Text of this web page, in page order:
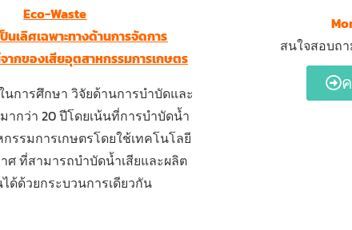
Eco-Waste
นเลิศเฉพาะทางด้านการจัดการ
จากของเสียอุตสาหกรรมการเกษตร
การศึกษา วิจัยด้านการบำบัดและ
ากว่า 20 ปีโดยเน้นที่การบำบัดน้ำ
กรรมการเกษตรโดยใช้เทคโนโลยี
ศ ที่สามารถบำบัดน้ำเสียและผลิต
ด้ด้วยกระบวนการเดียวกัน
สนใจสอบถ